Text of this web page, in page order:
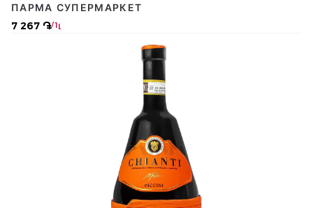
7 267 ֏/ 1լ
ПАРМА СУПЕРМАРКЕТ